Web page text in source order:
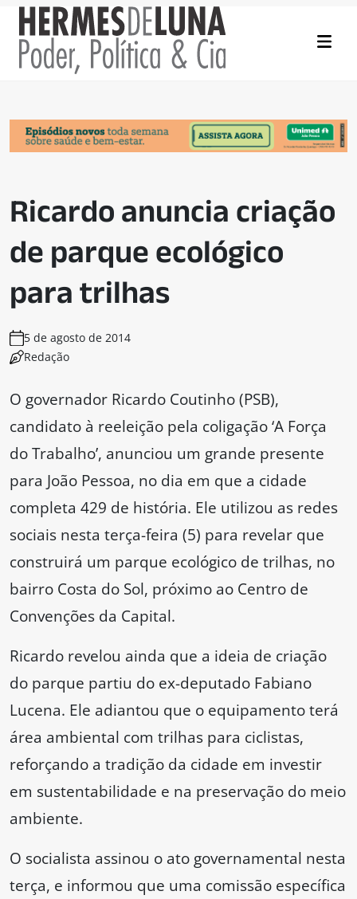
Ricardo anuncia criação
de parque ecológico
para trilhas
5 de agosto de 2014
Redação
O governador Ricardo Coutinho (PSB),
candidato à reeleição pela coligação ‘A Força
do Trabalho’, anunciou um grande presente
para João Pessoa, no dia em que a cidade
completa 429 de história. Ele utilizou as redes
sociais nesta terça-feira (5) para revelar que
construirá um parque ecológico de trilhas, no
bairro Costa do Sol, próximo ao Centro de
Convenções da Capital.
Ricardo revelou ainda que a ideia de criação
do parque partiu do ex-deputado Fabiano
Lucena. Ele adiantou que o equipamento terá
área ambiental com trilhas para ciclistas,
reforçando a tradição da cidade em investir
em sustentabilidade e na preservação do meio
ambiente.
O socialista assinou o ato governamental nesta
terça, e informou que uma comissão específica